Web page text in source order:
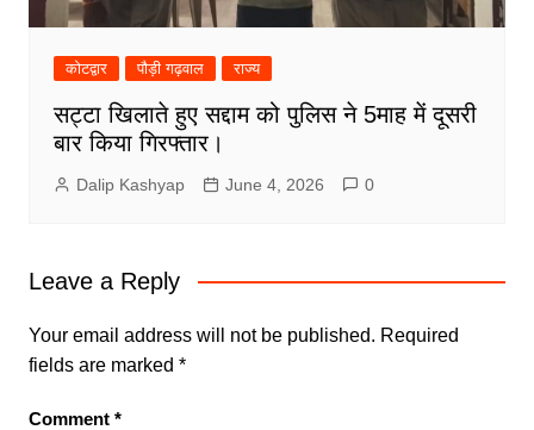
कोटद्वार पौड़ी गढ़वाल राज्य
सट्टा खिलाते हुए सद्दाम को पुलिस ने 5माह में दूसरी
बार किया गिरफ्तार।
Dalip Kashyap June 4, 2026 0
Leave a Reply
Your email address will not be published. Required
fields are marked *
Comment *